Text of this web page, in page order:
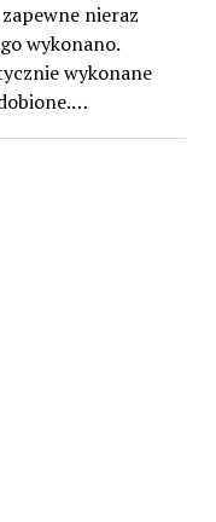
nieraz
wykonano.
wykonane